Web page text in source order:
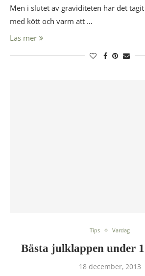
Men i slutet av graviditeten har det
med kött och varm att …
Läs mer
Tips Vardag
Bästa julklappen under
18 december, 2013